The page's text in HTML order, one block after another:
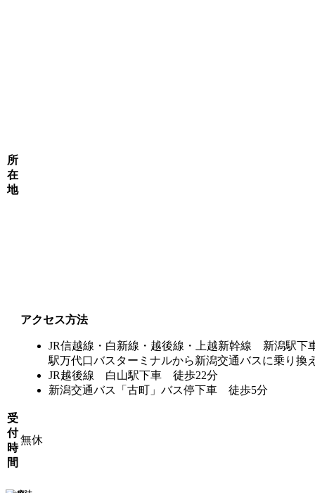
所
在
地
アクセス方法
JR信越線・白新線・越後線・上越新幹線 新潟駅下
駅万代口バスターミナルから新潟交通バスに乗り換
JR越後線 白山駅下車 徒歩22分
新潟交通バス「古町」バス停下車 徒歩5分
受
付
時
間
無休